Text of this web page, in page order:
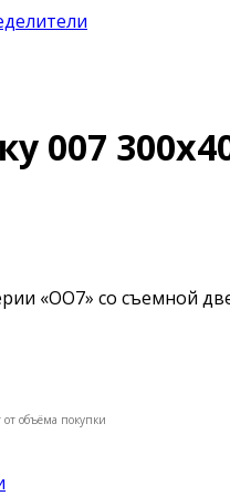
007
«OO7» со съемной
от объёма покупки